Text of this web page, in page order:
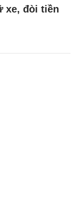
xe, đòi tiền